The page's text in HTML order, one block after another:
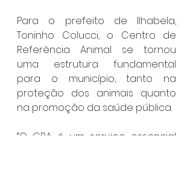
Para o prefeito de Ilhabela,
Toninho Colucci, o Centro de
Referência Animal se tornou
uma estrutura fundamental
para o município, tanto na
proteção dos animais quanto
na promoção da saúde pública.
“O CRA é um serviço essencial